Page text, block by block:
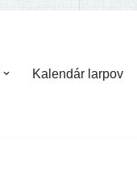
Kalendár larpov